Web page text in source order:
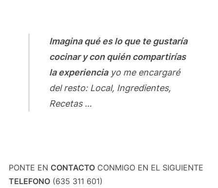
Imagina qué es lo que te gustaría
cocinar y con quién compartirías
la experienciayo me encargaré
del resto: Local, Ingredientes,
Recetas …
PONTE EN CONTACTOCONMIGO EN EL SIGUIENTE
TELEFONO(635 311 601)